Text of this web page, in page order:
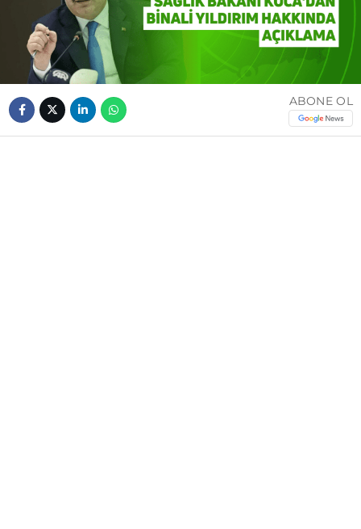
ABONE OL